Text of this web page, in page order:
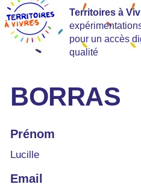
Territoires à
pour un accès
qualité
BORRAS
Prénom
Lucille
Email